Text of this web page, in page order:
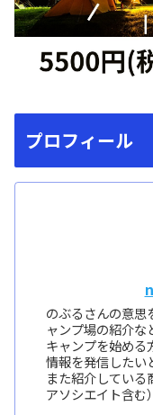
プロフィール
のぶるさんの意思
ャンプ場の紹介な
キャンプを始める
情報を発信したい
また紹介してい
アソシエイト含む